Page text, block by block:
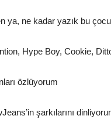
ya, ne kadar yazık bu
Hype Boy, Cookie,
özlüyorum
şarkılarını